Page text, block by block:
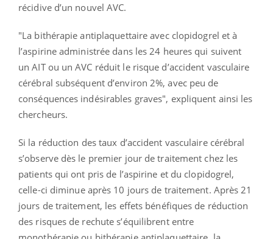
récidive d’un nouvel AVC.
"La bithérapie antiplaquettaire avec clopidogrel et à
l’aspirine administrée dans les 24 heures qui suivent
un AIT ou un AVC réduit le risque d’accident vasculaire
cérébral subséquent d’environ 2%, avec peu de
conséquences indésirables graves", expliquent ainsi les
chercheurs.
Si la réduction des taux d’accident vasculaire cérébral
s’observe dès le premier jour de traitement chez les
patients qui ont pris de l’aspirine et du clopidogrel,
celle-ci diminue après 10 jours de traitement. Après 21
jours de traitement, les effets bénéfiques de réduction
des risques de rechute s’équilibrent entre